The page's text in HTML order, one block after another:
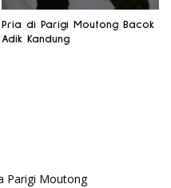
Pria di Parigi Moutong Bacok
Adik Kandung
Parigi Moutong